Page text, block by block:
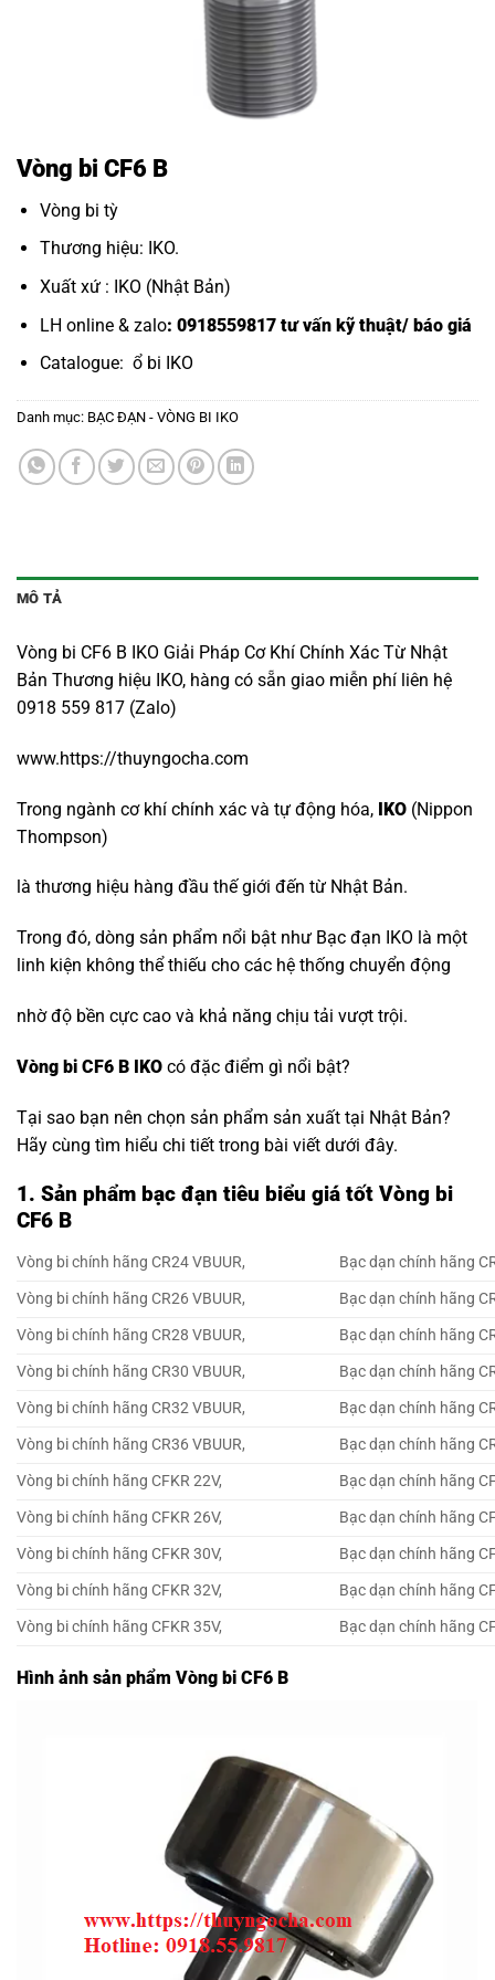
Vòng bi CF6 B
Vòng bi tỳ
Thương hiệu: IKO.
Xuất xứ : IKO (Nhật Bản)
LH online & zalo: 0918559817 tư vấn kỹ thuật/ báo giá
Catalogue: ổ bi IKO
Danh mục: BẠC ĐẠN - VÒNG BI IKO
MÔ TẢ
Vòng bi CF6 B IKO Giải Pháp Cơ Khí Chính Xác Từ Nhật
Bản Thương hiệu IKO, hàng có sẵn giao miễn phí liên hệ
0918 559 817 (Zalo)
www.https://thuyngocha.com
Trong ngành cơ khí chính xác và tự động hóa, IKO (Nippon
Thompson)
là thương hiệu hàng đầu thế giới đến từ Nhật Bản.
Trong đó, dòng sản phẩm nổi bật như Bạc đạn IKO là một
linh kiện không thể thiếu cho các hệ thống chuyển động
nhờ độ bền cực cao và khả năng chịu tải vượt trội.
Vòng bi CF6 B IKO có đặc điểm gì nổi bật?
Tại sao bạn nên chọn sản phẩm sản xuất tại Nhật Bản?
Hãy cùng tìm hiểu chi tiết trong bài viết dưới đây.
1. Sản phẩm bạc đạn tiêu biểu giá tốt Vòng bi
CF6 B
Vòng bi chính hãng CR24 VBUUR,
Bạc dạn chính hãng
Vòng bi chính hãng CR26 VBUUR,
Bạc dạn chính hãng
Vòng bi chính hãng CR28 VBUUR,
Bạc dạn chính hãng
Vòng bi chính hãng CR30 VBUUR,
Bạc dạn chính hãng
Vòng bi chính hãng CR32 VBUUR,
Bạc dạn chính hãng
Vòng bi chính hãng CR36 VBUUR,
Bạc dạn chính hãng
Vòng bi chính hãng CFKR 22V,
Bạc dạn chính hãng
Vòng bi chính hãng CFKR 26V,
Bạc dạn chính hãng
Vòng bi chính hãng CFKR 30V,
Bạc dạn chính hãng
Vòng bi chính hãng CFKR 32V,
Bạc dạn chính hãng
Vòng bi chính hãng CFKR 35V,
Bạc dạn chính hãng
Hình ảnh sản phẩm Vòng bi CF6 B